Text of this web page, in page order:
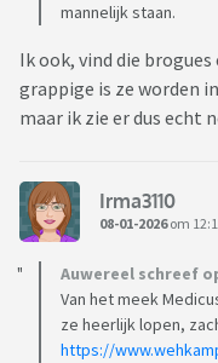
mannelijk staan.
Ik ook, vind die
grappige is ze worden
maar ik zie er dus echt
Irma3110
08-01-2026om
Auwereel schreef
Van het meek
ze heerlijk lopen,
https://